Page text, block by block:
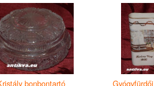
bonbontartó